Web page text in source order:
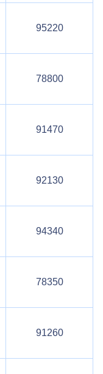
95220
78800
91470
92130
94340
78350
91260